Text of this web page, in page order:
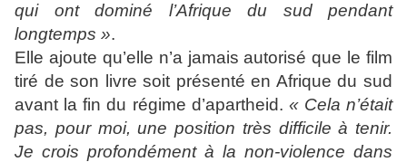
qui ont dominé l’Afrique du sud pendant
longtemps ».
Elle ajoute qu’elle n’a jamais autorisé que le film
tiré de son livre soit présenté en Afrique du sud
avant la fin du régime d’apartheid. « Cela n’était
pas, pour moi, une position très difficile à tenir.
Je crois profondément à la non-violence dans